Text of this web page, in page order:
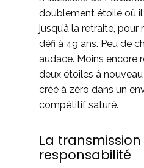
doublement étoilé où
jusqu’à la retraite,
défi à 49 ans. Peu de
audace. Moins encore
deux étoiles à
créé à zéro dans un
compétitif saturé.
La
responsabilité